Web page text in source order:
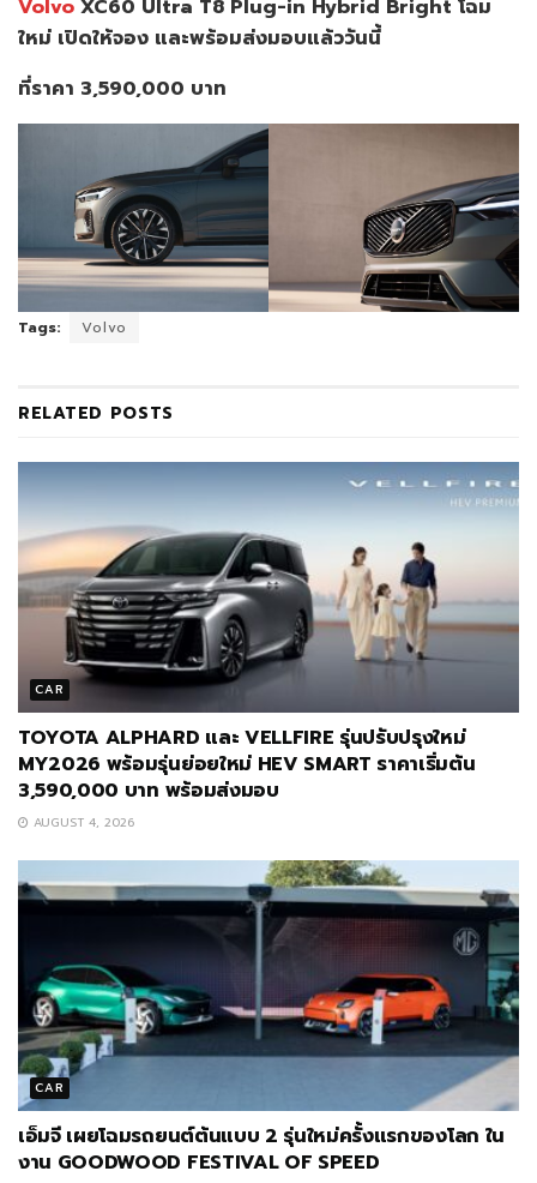
Volvo XC60 Ultra T8 Plug-in Hybrid Bright โฉม
ใหม่ เปิดให้จอง และพร้อมส่งมอบแล้ววันนี้
ที่ราคา 3,590,000 บาท
Tags: Volvo
RELATED POSTS
CAR
TOYOTA ALPHARD และ VELLFIRE รุ่นปรับปรุงใหม่
MY2026 พร้อมรุ่นย่อยใหม่ HEV SMART ราคาเริ่มต้น
3,590,000 บาท พร้อมส่งมอบ
AUGUST 4, 2026
CAR
เอ็มจี เผยโฉมรถยนต์ต้นแบบ 2 รุ่นใหม่ครั้งแรกของโลก ใน
งาน GOODWOOD FESTIVAL OF SPEED